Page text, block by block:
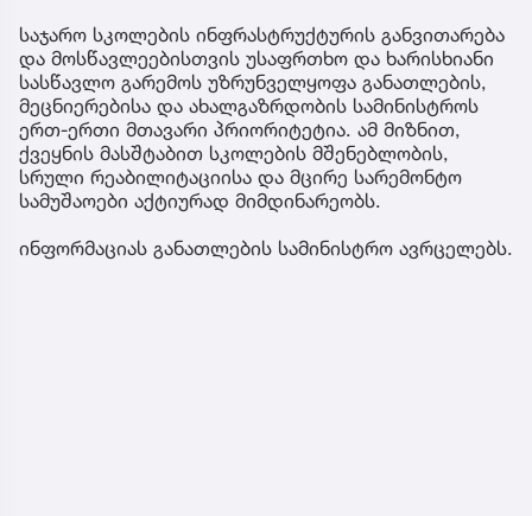
საჯარო სკოლების ინფრასტრუქტურის განვითარება
და მოსწავლეებისთვის უსაფრთხო და ხარისხიანი
სასწავლო გარემოს უზრუნველყოფა განათლების,
მეცნიერებისა და ახალგაზრდობის სამინისტროს
ერთ-ერთი მთავარი პრიორიტეტია. ამ მიზნით,
ქვეყნის მასშტაბით სკოლების მშენებლობის,
სრული რეაბილიტაციისა და მცირე სარემონტო
სამუშაოები აქტიურად მიმდინარეობს.
ინფორმაციას განათლების სამინისტრო ავრცელებს.